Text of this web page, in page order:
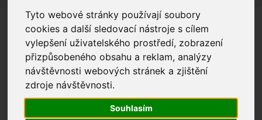
Tyto webové stránky používají soubory
cookies a další sledovací nástroje s cílem
vylepšení uživatelského prostředí, zobrazení
přizpůsobeného obsahu a reklam, analýzy
návštěvnosti webových stránek a zjištění
zdroje návštěvnosti.
Souhlasím
Vážení zákazníci, v tuto chvíli je Náš internetový obchod v
režimu Katalogu. Objednávky on-line nyní nelze vyřídit.
Děkujeme za pochopení.